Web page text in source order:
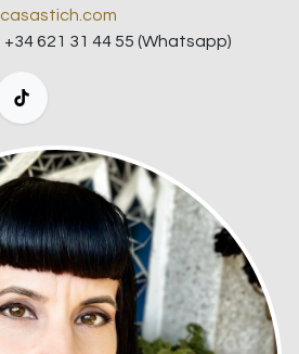
+34 621 31 44 55 (Whatsapp)